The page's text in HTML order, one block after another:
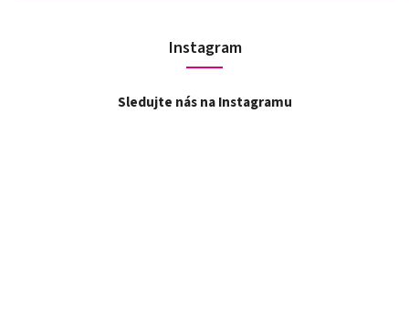
Instagram
Sledujte nás na Instagramu